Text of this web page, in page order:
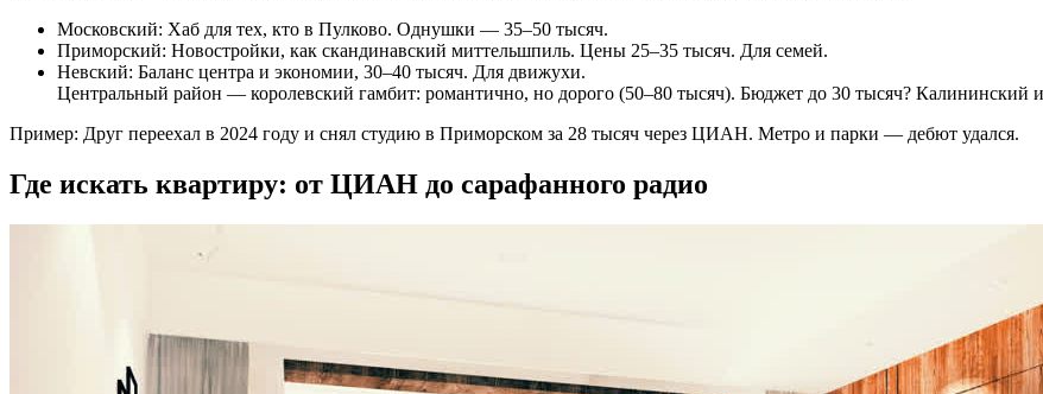
Московский: Хаб для тех, кто в Пулково. Однушки — 35–50 тысяч.
Приморский: Новостройки, как скандинавский миттельшпиль. Цены 25–35 тысяч. Для семей.
Невский: Баланс центра и экономии, 30–40 тысяч. Для движухи.
Центральный район — королевский гамбит: романтично, но дорого (50–80 тысяч). Бюджет до 30 тысяч? Калининский
Пример: Друг переехал в 2024 году и снял студию в Приморском за 28 тысяч через ЦИАН. Метро и парки — дебют удался.
Где искать квартиру: от ЦИАН до сарафанного радио